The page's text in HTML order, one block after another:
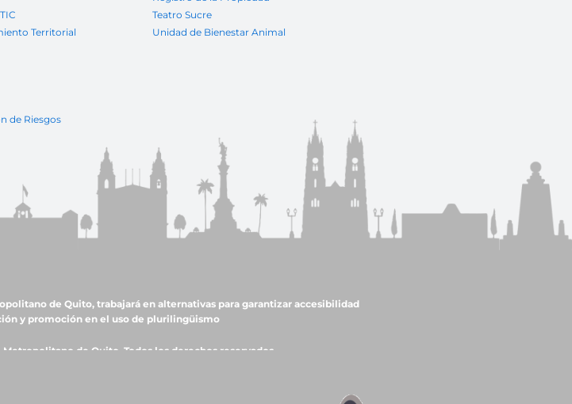
Territorial
de Riesgos
Teatro Sucre
Unidad de Bienestar Animal
de Quito, trabajará en alternativas para garantizar accesibilidad
y promoción en el uso de plurilingüismo
de Quito. Todos los derechos reservados